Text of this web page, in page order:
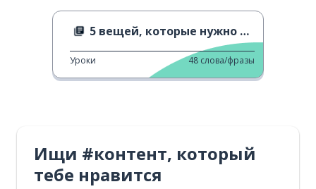
5 вещей, которые нужно знать о Рамадане
Уроки 48 слова/фразы
Ищи #контент, который
тебе нравится